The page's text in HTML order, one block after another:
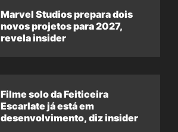
Marvel Studios prepara dois
novos projetos para 2027,
revela insider
Filme solo da Feiticeira
Escarlate já está em
desenvolvimento, diz insider